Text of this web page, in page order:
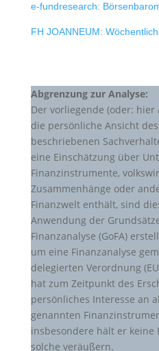
e-fundresearch:
FH JOANNEUM:
Abgrenzung zur Analyse:
Der vorliegende (oder:
die persönliche Ansicht
beschriebenen
eine Einschätzung über
Finanzinstrumente,
Zusammenhänge oder
Finanzwelt enthält, sind
Anwendung der
Finanzanalyse (GoFA)
um eine Finanzanalyse
delegierten Verordnung
hat zum Zeitpunkt des
persönliches Interesse an
genannten
insbesondere hält er keine
solche veräußern.